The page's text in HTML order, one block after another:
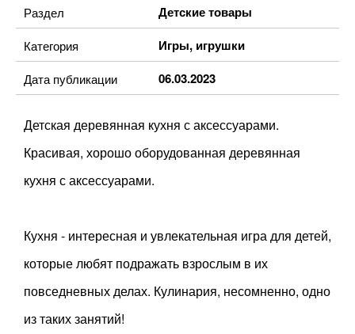
Раздел Детские товары
Категория Игры, игрушки
Дата публикации 06.03.2023
Детская деревянная кухня с аксессуарами.
Красивая, хорошо оборудованная деревянная
кухня с аксессуарами.
Кухня - интересная и увлекательная игра для детей,
которые любят подражать взрослым в их
повседневных делах. Кулинария, несомненно, одно
из таких занятий!